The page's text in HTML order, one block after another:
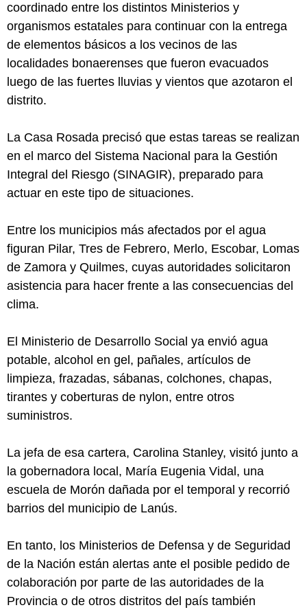
coordinado entre los distintos Ministerios y
organismos estatales para continuar con la entrega
de elementos básicos a los vecinos de las
localidades bonaerenses que fueron evacuados
luego de las fuertes lluvias y vientos que azotaron el
distrito.
La Casa Rosada precisó que estas tareas se realizan
en el marco del Sistema Nacional para la Gestión
Integral del Riesgo (SINAGIR), preparado para
actuar en este tipo de situaciones.
Entre los municipios más afectados por el agua
figuran Pilar, Tres de Febrero, Merlo, Escobar, Lomas
de Zamora y Quilmes, cuyas autoridades solicitaron
asistencia para hacer frente a las consecuencias del
clima.
El Ministerio de Desarrollo Social ya envió agua
potable, alcohol en gel, pañales, artículos de
limpieza, frazadas, sábanas, colchones, chapas,
tirantes y coberturas de nylon, entre otros
suministros.
La jefa de esa cartera, Carolina Stanley, visitó junto a
la gobernadora local, María Eugenia Vidal, una
escuela de Morón dañada por el temporal y recorrió
barrios del municipio de Lanús.
En tanto, los Ministerios de Defensa y de Seguridad
de la Nación están alertas ante el posible pedido de
colaboración por parte de las autoridades de la
Provincia o de otros distritos del país también